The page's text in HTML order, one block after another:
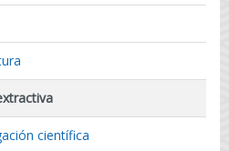
científica